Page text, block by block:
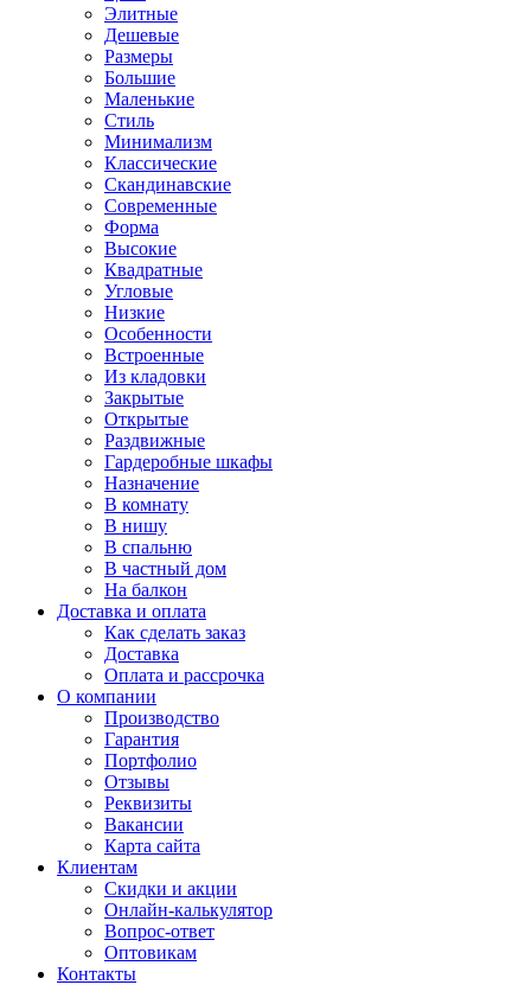
Элитные
Дешевые
Размеры
Большие
Маленькие
Стиль
Минимализм
Классические
Скандинавские
Современные
Форма
Высокие
Квадратные
Угловые
Низкие
Особенности
Встроенные
Из кладовки
Закрытые
Открытые
Раздвижные
Гардеробные шкафы
Назначение
В комнату
В нишу
В спальню
В частный дом
На балкон
Доставка и оплата
Как сделать заказ
Доставка
Оплата и рассрочка
О компании
Производство
Гарантия
Портфолио
Отзывы
Реквизиты
Вакансии
Карта сайта
Клиентам
Скидки и акции
Онлайн-калькулятор
Вопрос-ответ
Оптовикам
Контакты